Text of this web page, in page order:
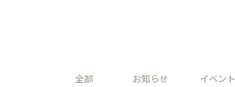
全部 お知らせ イベント